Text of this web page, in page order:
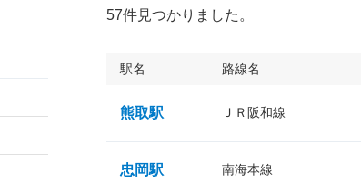
57件見つかりました。
駅名 路線名
熊取駅 ＪＲ阪和線
忠岡駅 南海本線